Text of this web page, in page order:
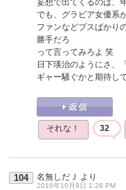
妄想で出てくるのは、
でも、グラビア女優系
ファンなどブスばかり
勝手だろ
って言ってみろよ 笑
日下瑛治のようにさ、
ギャー騒ぐかと期待し
それな！ 32
104 名無しだＪ より
2016年10月9日 1:28 PM